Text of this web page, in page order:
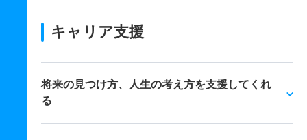
キャリア支援
将来の見つけ方、人生の考え方を支援してくれ
る